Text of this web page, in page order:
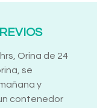
Orina de 24
se
y
contenedor